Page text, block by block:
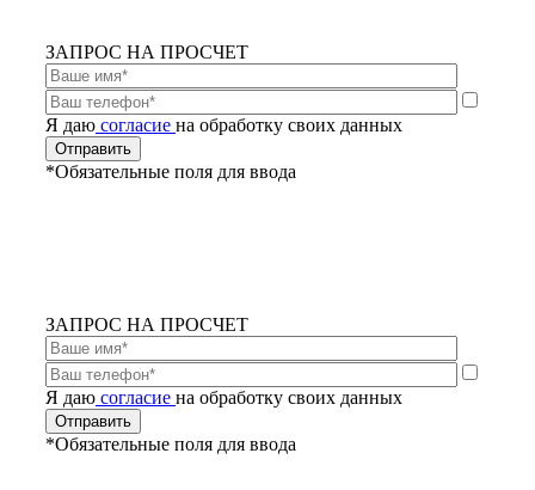
ЗАПРОС НА ПРОСЧЕТ
Я даю согласие на обработку своих данных
*Обязательные поля для ввода
ЗАПРОС НА ПРОСЧЕТ
Я даю согласие на обработку своих данных
*Обязательные поля для ввода